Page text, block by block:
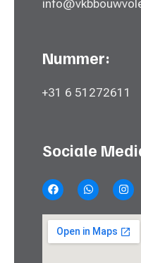
Nummer:
+31 6 51272611
Sociale